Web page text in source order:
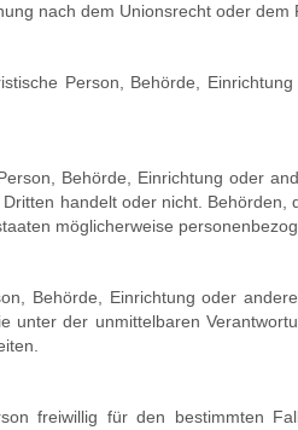
nach dem Unionsrecht oder
Person, Behörde,
Behörde, Einrichtung oder
handelt oder nicht.
möglicherweise
Behörde, Einrichtung oder
unter der unmittelbaren
freiwillig für den bestimmten